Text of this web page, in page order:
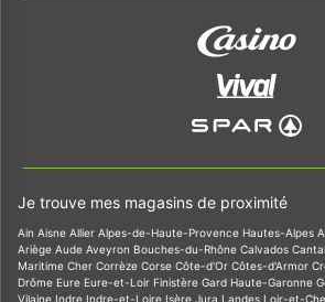
Je trouve mes magasins de proximité
Ain Aisne Allier Alpes-de-Haute-Provence Hautes-Alpes
Ariège Aude Aveyron Bouches-du-Rhône Calvados Cantal
Maritime Cher Corrèze Corse Côte-d'Or Côtes-d'Armor
Drôme Eure Eure-et-Loir Finistère Gard Haute-Garonne
Vilaine Indre Indre-et-Loire Isère Jura Landes Loir-et-